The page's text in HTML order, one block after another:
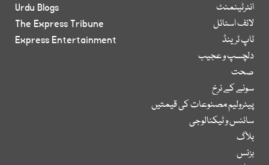
انٹرٹینمنٹ
لائف اسٹائل
ٹاپ ٹرینڈ
دلچسپ و عجیب
صحت
سونے کے نرخ
پیٹرولیم مصنوعات کی قیمتیں
سائنس و ٹیکنالوجی
بلاگ
بزنس
Urdu Blogs
The Express Tribune
Express Entertainment